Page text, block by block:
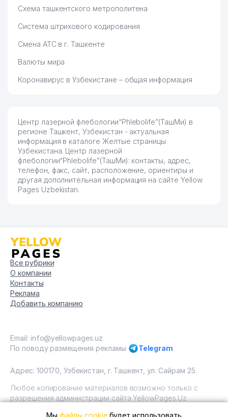
Схема ташкентского метрополитена
Система штрихового кодирования
Смена АТС в г. Ташкенте
Валюты мира
Коронавирус в Узбекистане – общая информация
Центр лазерной флебологии“Phlebolife”(ТашМи) в
регионе Ташкент, Узбекистан - актуальная
информация в каталоге Желтые страницы
Узбекистана. Центр лазерной
флебологии“Phlebolife”(ТашМи): контакты, адрес,
телефон, факс, сайт, расположение, ориентиры и
другая дополнительная информация на сайте Yellow
Pages Uzbekistan.
Все рубрики
О компании
Контакты
Реклама
Добавить компанию
Email: info@yellowpages.uz
По поводу размещения рекламы
Telegram
Адрес: 100170, Узбекистан, г. Ташкент, ул. Сайрам 25.
Любое копирование материалов возможно только с
разрешения администрации сайта YellowPages.Uz
Мыфайлы cookieбудет использовать